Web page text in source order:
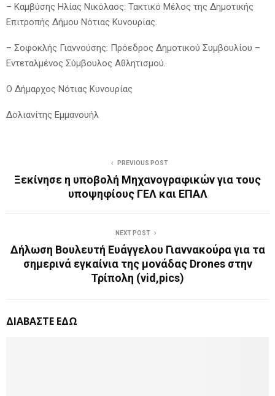
– Καμβύσης Ηλίας Νικόλαος: Τακτικό Μέλος της Δημοτικής
Επιτροπής Δήμου Νότιας Κυνουρίας.
– Σοφοκλής Γιαννούσης: Πρόεδρος Δημοτικού Συμβουλίου –
Εντεταλμένος Σύμβουλος Αθλητισμού.
Ο Δήμαρχος Νότιας Κυνουρίας
Δολιανίτης Εμμανουήλ
PREVIOUS POST
Ξεκίνησε η υποβολή Μηχανογραφικών για τους
υποψηφίους ΓΕΛ και ΕΠΑΛ
NEXT POST
Δήλωση Βουλευτή Ευάγγελου Γιαννακούρα για τα
σημερινά εγκαίνια της μονάδας Drones στην
Τρίπολη (vid,pics)
ΔΙΑΒΑΣΤΕ ΕΔΩ